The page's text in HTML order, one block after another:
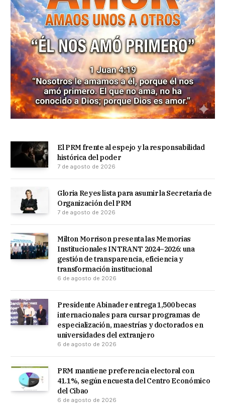
El PRM frente al espejo y la responsabilidad
histórica del poder
7 de agosto de 2026
Gloria Reyes lista para asumir la Secretaría de
Organización del PRM
7 de agosto de 2026
Milton Morrison presenta las Memorias
Institucionales INTRANT 2024–2026: una
gestión de transparencia, eficiencia y
transformación institucional
6 de agosto de 2026
Presidente Abinader entrega 1,500 becas
internacionales para cursar programas de
especialización, maestrías y doctorados en
universidades del extranjero
6 de agosto de 2026
PRM mantiene preferencia electoral con
41.1%, según encuesta del Centro Económico
del Cibao
6 de agosto de 2026